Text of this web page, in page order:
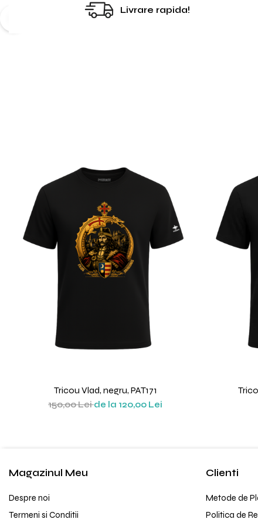
Livrare rapida!
Tricou Vlad, negru, PAT171
150,00 Leide la 120,00 Lei
Magazinul Meu
Despre noi
Termeni si Conditii
Clienti
Metode de
Politica de